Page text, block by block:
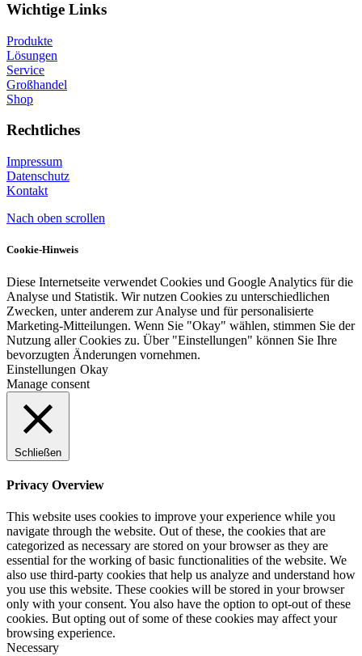
Wichtige Links
Produkte
Lösungen
Service
Großhandel
Shop
Rechtliches
Impressum
Datenschutz
Kontakt
Nach oben scrollen
Cookie-Hinweis
Diese Internetseite verwendet Cookies und Google Analytics für die
Analyse und Statistik. Wir nutzen Cookies zu unterschiedlichen
Zwecken, unter anderem zur Analyse und für personalisierte
Marketing-Mitteilungen. Wenn Sie "Okay" wählen, stimmen Sie der
Nutzung aller Cookies zu. Über "Einstellungen" können Sie Ihre
bevorzugten Änderungen vornehmen.
Einstellungen Okay
Manage consent
Schließen
Privacy Overview
This website uses cookies to improve your experience while you
navigate through the website. Out of these, the cookies that are
categorized as necessary are stored on your browser as they are
essential for the working of basic functionalities of the website. We
also use third-party cookies that help us analyze and understand how
you use this website. These cookies will be stored in your browser
only with your consent. You also have the option to opt-out of these
cookies. But opting out of some of these cookies may affect your
browsing experience.
Necessary